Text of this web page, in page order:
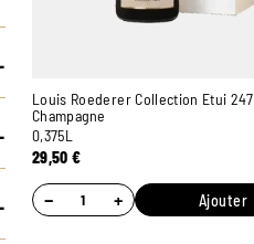
Louis Roederer Collection Etui 247
Champagne
0,375L
29,50€
− + Ajouter